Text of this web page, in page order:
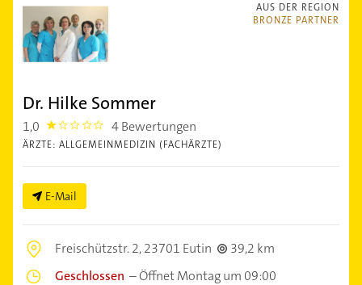
AUS DER REGION
BRONZE PARTNER
Dr. Hilke Sommer
1,0 1.0 4 Bewertungen
ÄRZTE: ALLGEMEINMEDIZIN (FACHÄRZTE)
E-Mail
Freischützstr. 2,23701 Eutin
39,2 km
Geschlossen –Öffnet Montag um 09:00